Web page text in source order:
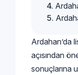
Ardahan’da
açısından
sonuçlarına